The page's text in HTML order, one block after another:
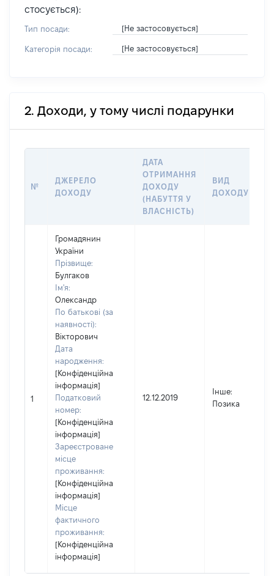
стосується):
Тип посади: [Не застосовується]
Категорія посади: [Не застосовується]
2. Доходи, у тому числі подарунки
№
ДЖЕРЕЛО
ДОХОДУ
ДАТА
ОТРИМАННЯ
ДОХОДУ
(НАБУТТЯ У
ВЛАСНІСТЬ)
ВИД
ДОХОДУ
1
Громадянин
України
Прізвище:
Булгаков
Ім'я:
Олександр
По батькові (за
наявності):
Вікторович
Дата
народження:
[Конфіденційна
інформація]
Податковий
номер:
[Конфіденційна
інформація]
Зареєстроване
місце
проживання:
[Конфіденційна
інформація]
Місце
фактичного
проживання:
[Конфіденційна
інформація]
12.12.2019
Інше:
Позика